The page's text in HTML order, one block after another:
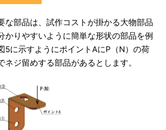
部品は、試作コストが掛かる大物部品
かりやすいように簡単な形状の部品を例
5に示すようにポイントAにP（N）の荷
ネジ留めする部品があるとします。